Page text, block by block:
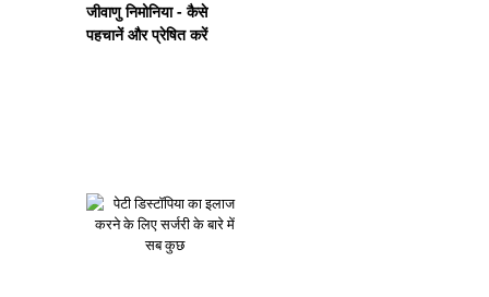
जीवाणु निमोनिया - कैसे
पहचानें और प्रेषित करें